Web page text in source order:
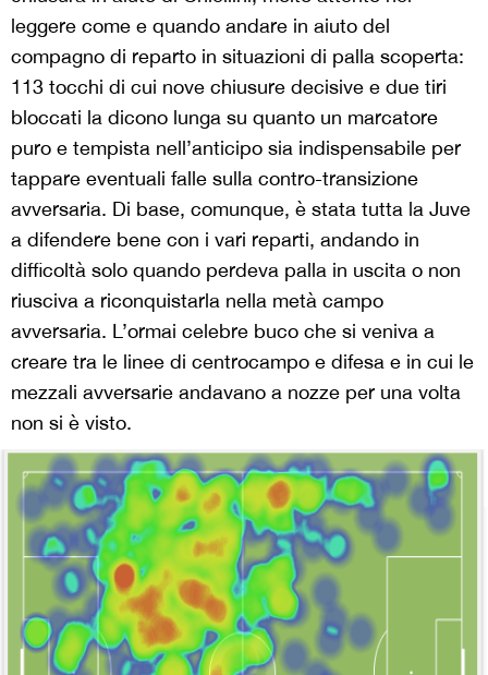
leggere come e quando andare in aiuto del
compagno di reparto in situazioni di palla scoperta:
113 tocchi di cui nove chiusure decisive e due tiri
bloccati la dicono lunga su quanto un marcatore
puro e tempista nell’anticipo sia indispensabile per
tappare eventuali falle sulla contro-transizione
avversaria. Di base, comunque, è stata tutta la Juve
a difendere bene con i vari reparti, andando in
difficoltà solo quando perdeva palla in uscita o non
riusciva a riconquistarla nella metà campo
avversaria. L’ormai celebre buco che si veniva a
creare tra le linee di centrocampo e difesa e in cui le
mezzali avversarie andavano a nozze per una volta
non si è visto.